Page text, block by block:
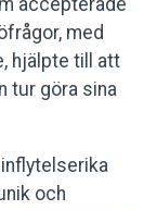
accepterade
med
hjälpte till att
tur göra sina
och